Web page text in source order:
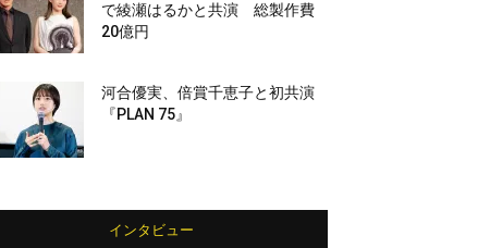
で綾瀬はるかと共演 総製作費
20億円
河合優実、倍賞千恵子と初共演
『PLAN 75』
インタビュー